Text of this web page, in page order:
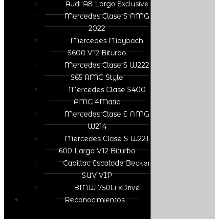
Audi A8 Largo Exclusive
Mercedes Clase S AMG
2022
Mercedes Maybach
S600 V12 Biturbo
Mercedes Clase S W222
S65 AMG Style
Mercedes Clase S400
AMG 4Matic
Mercedes Clase E AMG
W214
Mercedes Clase S W221
600 Largo V12 Biturbo
Cadillac Escalade Becker
SUV VIP
BMW 750Li xDrive
Reconocimientos